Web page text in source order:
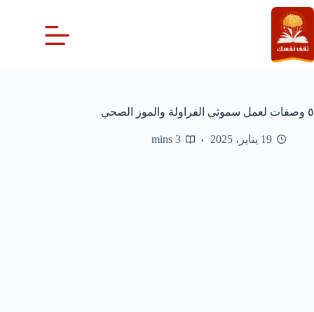
التجاوز
إلى
المحتوى
٥ وصفات لعمل سموثي الفراولة والموز الصحي
19 يناير، 2025 3 mins